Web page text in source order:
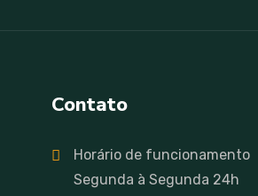
Contato
Horário de funcionamento
Segunda à Segunda 24h